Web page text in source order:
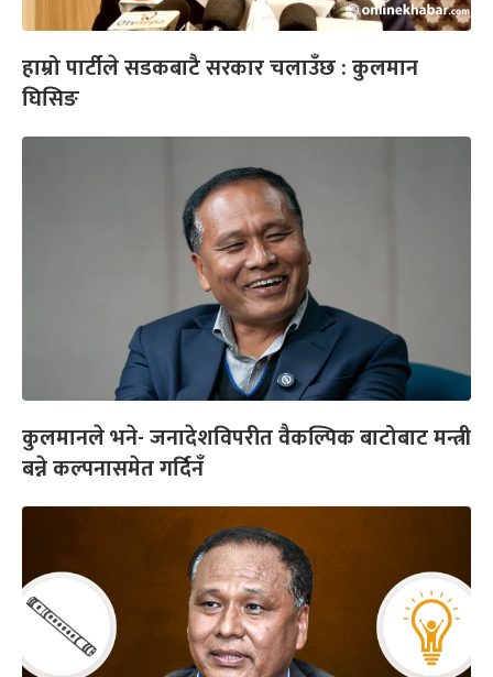
हाम्रो पार्टीले सडकबाटै सरकार चलाउँछ : कुलमान
घिसिङ
कुलमानले भने- जनादेशविपरीत वैकल्पिक बाटोबाट मन्त्री
बन्ने कल्पनासमेत गर्दिनँ